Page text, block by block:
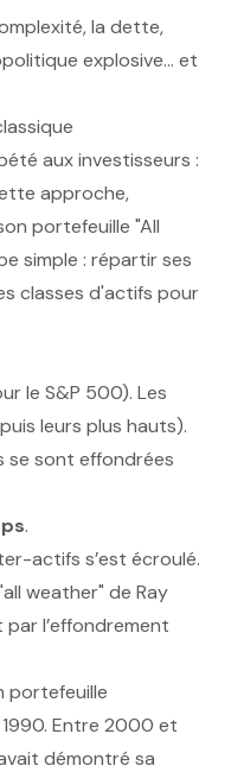
la dette,
explosive… et
aux investisseurs :
approche,
portefeuille "All
simple : répartir ses
classes d'actifs pour
le S&P 500). Les
leurs plus hauts).
se sont effondrées
.
actifs s’est écroulé.
weather" de Ray
l’effondrement
portefeuille
Entre 2000 et
démontré sa